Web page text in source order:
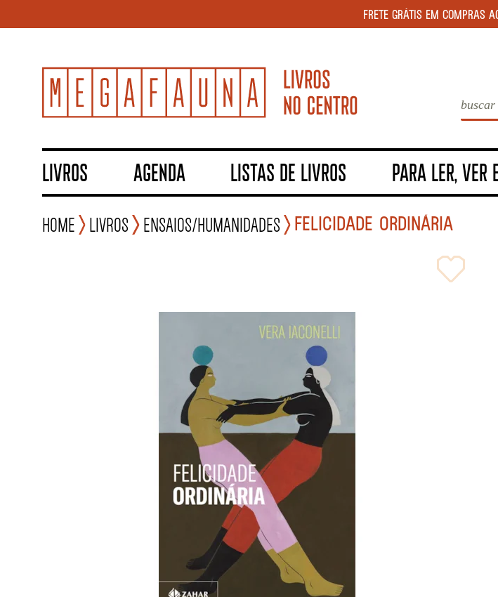
FRETE GRÁTIS EM COMPRAS
LIVROS AGENDA LISTAS DE LIVROS PARA LER, VER
Home Livros Ensaios/Humanidades FELICIDADE ORDINÁRIA